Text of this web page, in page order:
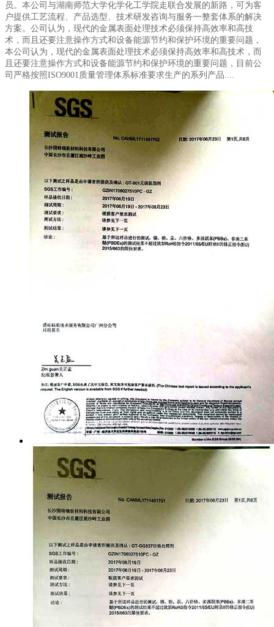
员。本公司与湖南师范大学化学化工学院走联合发展的新路，可为客
户提供工艺流程、产品选型、技术研发咨询与服务一整套体系的解决
方案。公司认为，现代的金属表面处理技术必须保持高效率和高技
术，而且还要注意操作方式和设备能源节约和保护环境的重要问题，
本公司认为，现代的金属表面处理技术必须保持高效率和高技术，而
且还要注意操作方式和设备能源节约和保护环境的重要问题，目前公
司严格按照ISO9001质量管理体系标准要求生产的系列产品....